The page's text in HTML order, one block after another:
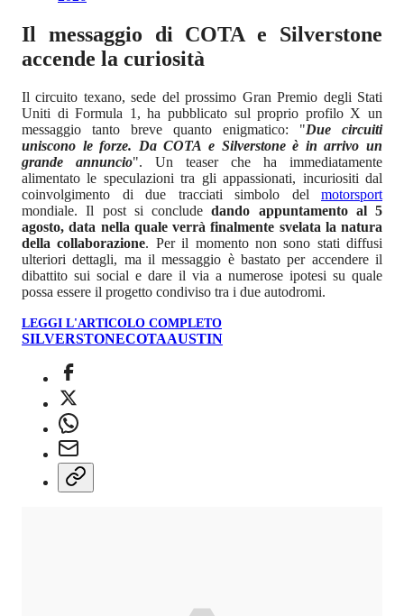
Il messaggio di COTA e Silverstone
accende la curiosità
Il circuito texano, sede del prossimo Gran Premio degli Stati
Uniti di Formula 1, ha pubblicato sul proprio profilo X un
messaggio tanto breve quanto enigmatico: "Due circuiti
uniscono le forze. Da COTA e Silverstone è in arrivo un
grande annuncio". Un teaser che ha immediatamente
alimentato le speculazioni tra gli appassionati, incuriositi dal
coinvolgimento di due tracciati simbolo del motorsport
mondiale. Il post si concludedando appuntamento al 5
agosto, data nella quale verrà finalmente svelata la natura
della collaborazione. Per il momento non sono stati diffusi
ulteriori dettagli, ma il messaggio è bastato per accendere il
dibattito sui social e dare il via a numerose ipotesi su quale
possa essere il progetto condiviso tra i due autodromi.
LEGGI L'ARTICOLO COMPLETO
SILVERSTONECOTAAUSTIN